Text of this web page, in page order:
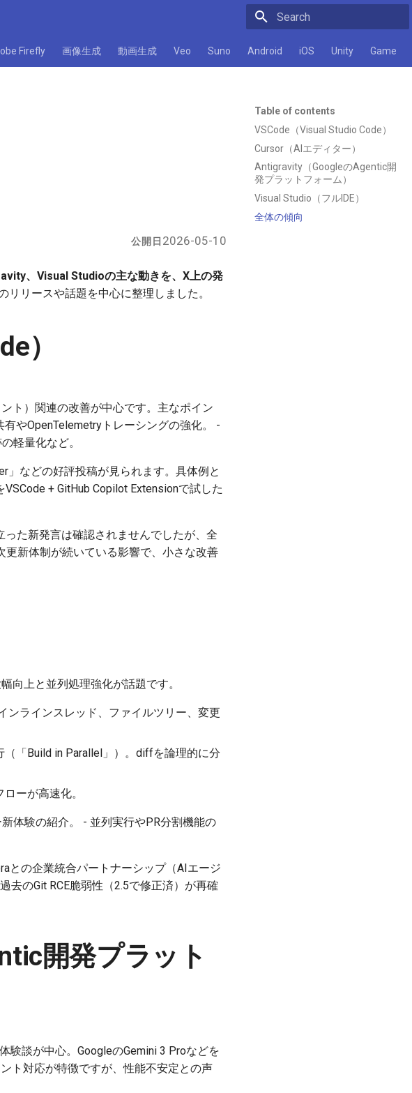
Firefly 画像生成 動画生成 Veo Suno Android iOS Unity Game
Table of contents
VSCode（Visual Studio Code）
Cursor（AIエディター）
Antigravity（GoogleのAgentic開
発プラットフォーム）
Visual Studio（フルIDE）
全体の傾向
公開日 2026-05-10
、Visual Studioの主な動きを、X上の発
リリースや話題を中心に整理しました。
）
ト）関連の改善が中心です。主なポイン
やOpenTelemetryトレーシングの強化。 -
軽量化など。
などの好評投稿が見られます。具体例と
+ GitHub Copilot Extensionで試した
た新発言は確認されませんでしたが、全
新体制が続いている影響で、小さな改善
向上と並列処理強化が話題です。
ンラインスレッド、ファイルツリー、変更
「Build in Parallel」）。diffを論理的に分
ーが高速化。
新体験の紹介。 - 並列実行やPR分割機能の
との企業統合パートナーシップ（AIエージ
去のGit RCE脆弱性（2.5で修正済）が再確
開発プラット
験談が中心。GoogleのGemini 3 Proなどを
ト対応が特徴ですが、性能不安定との声